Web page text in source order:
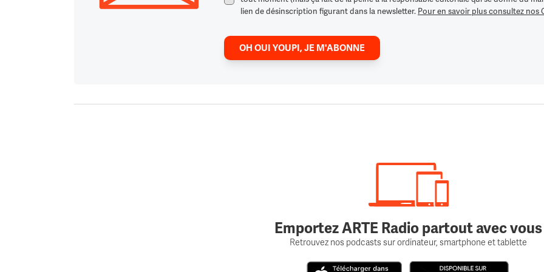
lien de désinscription figurant dans la newsletter. Pour en savoir plus consultez nos
OH OUI YOUPI, JE M'ABONNE
Emportez ARTE Radio partout avec vous
Retrouvez nos podcasts sur ordinateur, smartphone et tablette